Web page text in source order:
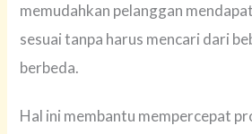
memudahkan pelanggan
sesuai tanpa harus mencari dari
berbeda.
Hal ini membantu mempercepat